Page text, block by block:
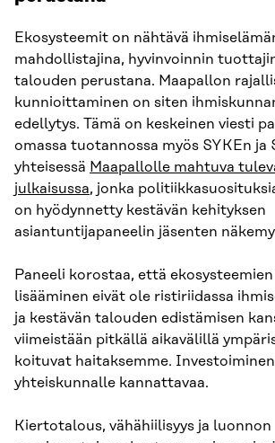
Ekosysteemit on nähtävä
mahdollistajina, hyvinvoinnin
talouden perustana. Maapallon
kunnioittaminen on siten
edellytys. Tämä on keskeinen viesti
omassa tuotannossa myös SYKEn ja
yhteisessä Maapallolle mahtuva
julkaisussa, jonka
on hyödynnetty kestävän kehityksen
asiantuntijapaneelin jäsenten
Paneeli korostaa, että
lisääminen eivät ole ristiriidassa
ja kestävän talouden edistämisen
viimeistään pitkällä aikavälillä
koituvat haitaksemme.
yhteiskunnalle kannattavaa.
Kiertotalous, vähähiilisyys ja luonnon